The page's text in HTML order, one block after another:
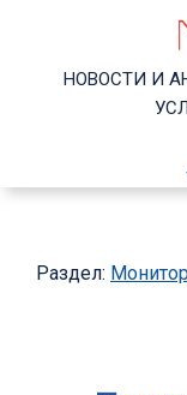
НОВОСТИ И
Раздел: